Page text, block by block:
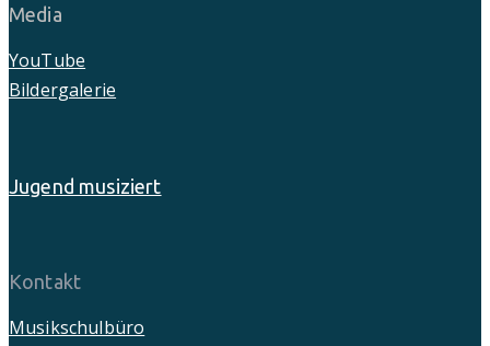
Media
YouTube
Bildergalerie
Jugend musiziert
Kontakt
Musikschulbüro